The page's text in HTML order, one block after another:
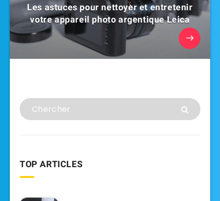
Les astuces pour nettoyer et entretenir
votre appareil photo argentique Leica
TOP ARTICLES